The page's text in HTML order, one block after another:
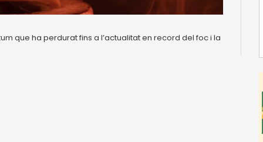
que ha perdurat fins a l’actualitat en record del foc i la